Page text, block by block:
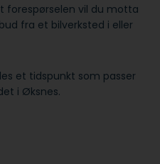
forespørselen vil du motta
fra et bilverksted i eller
et tidspunkt som passer
i Øksnes.